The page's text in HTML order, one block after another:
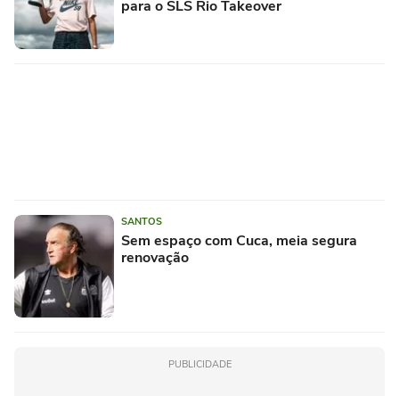
para o SLS Rio Takeover
SANTOS
Sem espaço com Cuca, meia segura
renovação
PUBLICIDADE